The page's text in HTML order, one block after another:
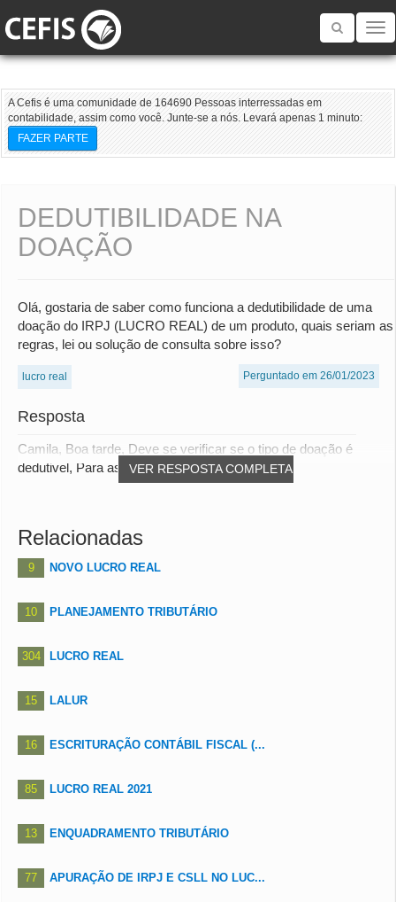
Toggle
A Cefis é uma comunidade de 164690 Pessoas interressadas em
contabilidade, assim como você. Junte-se a nós. Levará apenas 1 minuto:
FAZER PARTE
DEDUTIBILIDADE NA
DOAÇÃO
Olá, gostaria de saber como funciona a dedutibilidade de uma
doação do IRPJ (LUCRO REAL) de um produto, quais seriam as
regras, lei ou solução de consulta sobre isso?
lucro real Perguntado em 26/01/2023
Resposta
VER RESPOSTA COMPLETA
Camila, Boa tarde, Deve se verificar se o tipo de doação é
dedutivel, Para as pessoas jurídicas qu...
Relacionadas
9 NOVO LUCRO REAL
10 PLANEJAMENTO TRIBUTÁRIO
304 LUCRO REAL
15 LALUR
16 ESCRITURAÇÃO CONTÁBIL FISCAL (...
85 LUCRO REAL 2021
13 ENQUADRAMENTO TRIBUTÁRIO
77 APURAÇÃO DE IRPJ E CSLL NO LUC...